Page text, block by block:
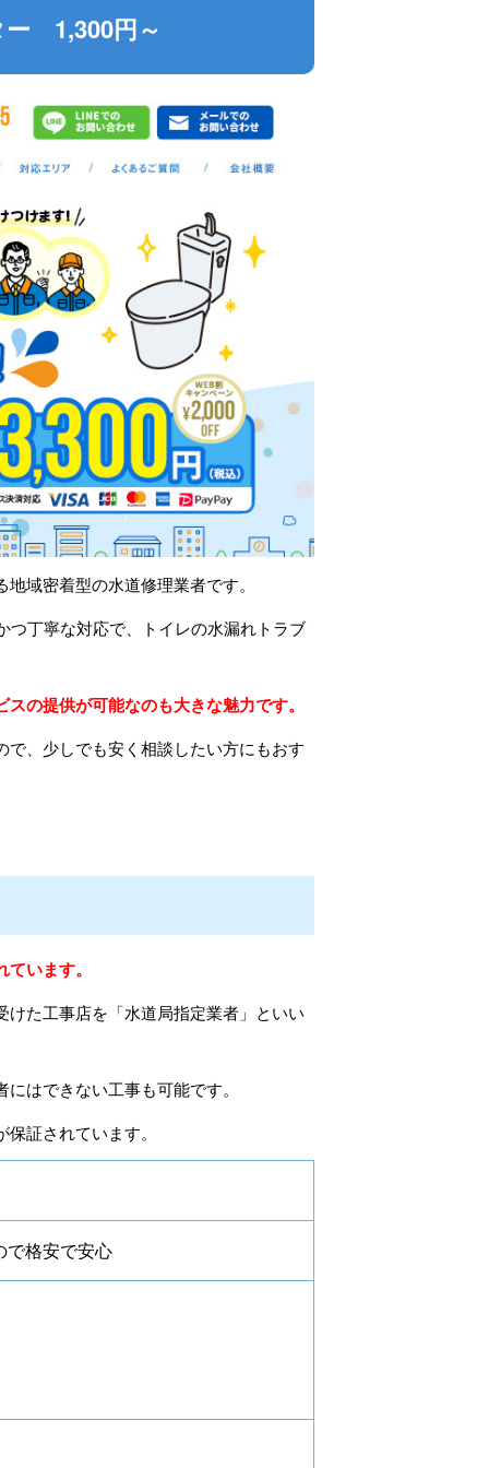
ー 1,300円～
域密着型の水道修理業者です。
つ丁寧な対応で、トイレの水漏れトラブ
の提供が可能なのも大きな魅力です。
、少しでも安く相談したい方にもおす
います。
た工事店を「水道局指定業者」といい
はできない工事も可能です。
証されています。
で格安で安心